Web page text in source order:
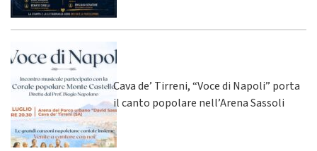
Cava de’ Tirreni, “Voce di Napoli” porta
il canto popolare nell’Arena Sassoli